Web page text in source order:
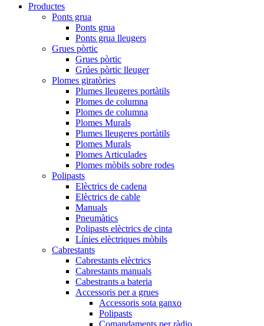
Productes
Ponts grua
Ponts grua
Ponts grua lleugers
Grues pòrtic
Grues pòrtic
Grúes pòrtic lleuger
Plomes giratòries
Plumes lleugeres portàtils
Plomes de columna
Plomes de columna
Plomes Murals
Plumes lleugeres portàtils
Plomes Murals
Plomes Articulades
Plomes mòbils sobre rodes
Polipasts
Elèctrics de cadena
Elèctrics de cable
Manuals
Pneumàtics
Polipasts elèctrics de cinta
Línies elèctriques mòbils
Cabrestants
Cabrestants elèctrics
Cabrestants manuals
Cabestrants a bateria
Accessoris per a grues
Accessoris sota ganxo
Polipasts
Comandaments per ràdio